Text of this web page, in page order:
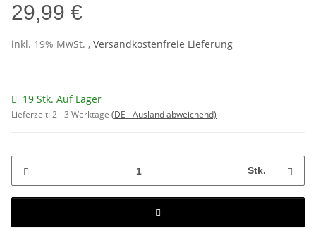
29,99 €
inkl. 19% MwSt. , Versandkostenfreie Lieferung
19 Stk. Auf Lager
Lieferzeit:2 - 3 Werktage (DE - Ausland abweichend)
Stk.